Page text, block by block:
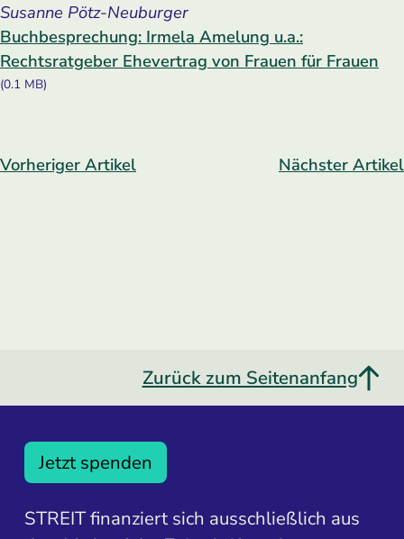
Susanne Pötz-Neuburger
Buchbesprechung: Irmela Amelung u.a.:
Rechtsratgeber Ehevertrag von Frauen für Frauen
(0.1 MB)
Vorheriger Artikel Nächster Artikel
Zurück zum Seitenanfang
Jetzt spenden
STREIT finanziert sich ausschließlich aus